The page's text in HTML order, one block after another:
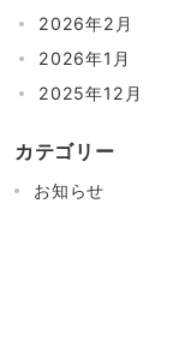
2026年2月
2026年1月
2025年12月
カテゴリー
お知らせ